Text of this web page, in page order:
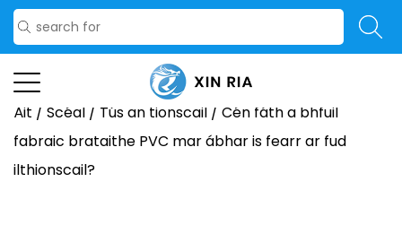
Áit / Scéal / Tús an tionscail / Cén fáth a bhfuil
fabraic brataithe PVC mar ábhar is fearr ar fud
ilthionscail?